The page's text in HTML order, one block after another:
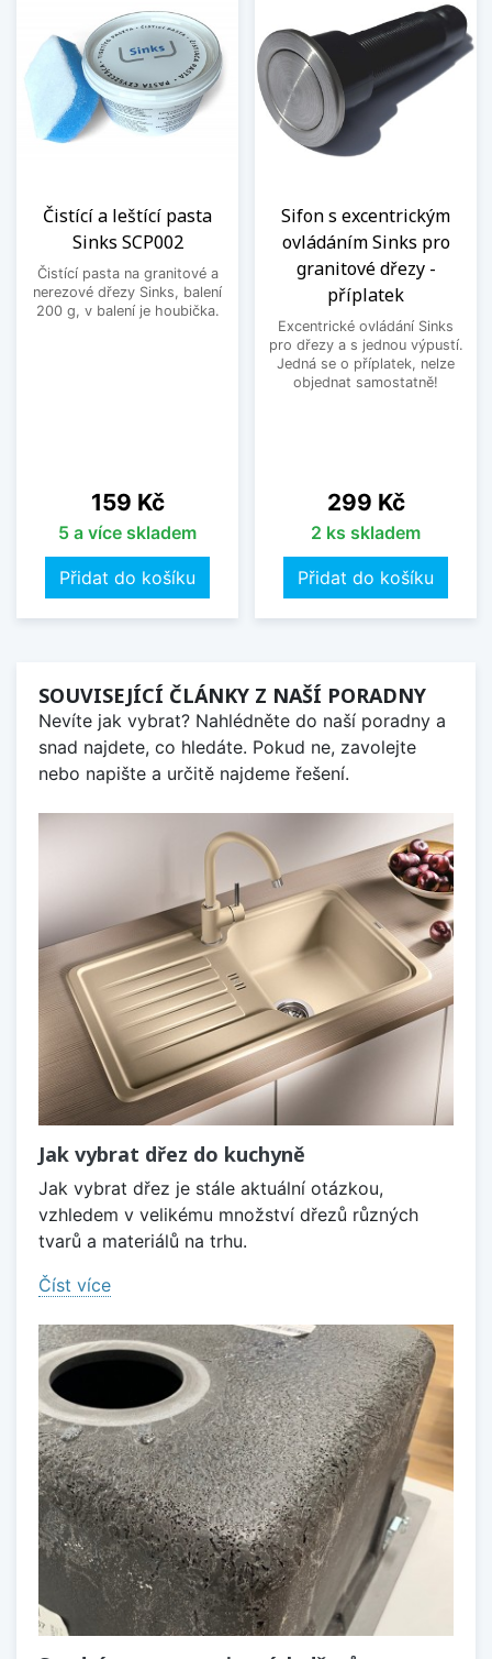
Čistící a leštící pasta
Sinks SCP002
Čistící pasta na granitové a
nerezové dřezy Sinks, balení
200 g, v balení je houbička.
Cena
159 Kč
5 a více skladem
Přidat do košíku
Sifon s excentrickým
ovládáním Sinks pro
granitové dřezy -
příplatek
Excentrické ovládání Sinks
pro dřezy a s jednou výpustí.
Jedná se o příplatek, nelze
objednat samostatně!
Cena
299 Kč
2 ks skladem
Přidat do košíku
SOUVISEJÍCÍ ČLÁNKY Z NAŠÍ PORADNY
Nevíte jak vybrat? Nahlédněte do naší poradny a
snad najdete, co hledáte. Pokud ne, zavolejte
nebo napište a určitě najdeme řešení.
Jak vybrat dřez do kuchyně
Jak vybrat dřez je stále aktuální otázkou,
vzhledem v velikému množství dřezů různých
tvarů a materiálů na trhu.
Číst více